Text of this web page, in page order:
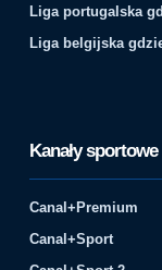
Liga portugalska
Liga belgijska
Kanały sportowe
Canal+Premium
Canal+Sport